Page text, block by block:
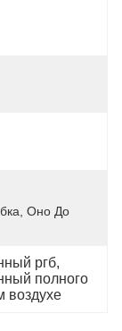
Оно До
ргб,
полного
воздухе